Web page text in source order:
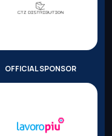
OFFICIAL SPONSOR